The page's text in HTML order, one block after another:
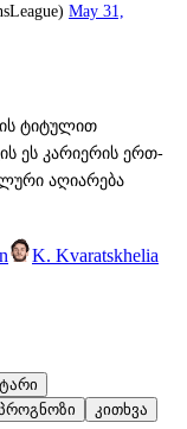
May 31,
ტიტულით
ეს კარიერის ერთ-
აღიარება
K. Kvaratskhelia
კითხვა